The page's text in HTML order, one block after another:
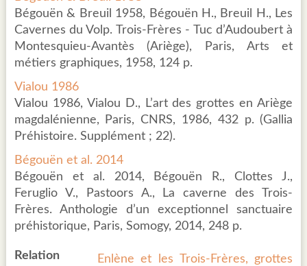
Bégouën & Breuil 1958, Bégouën H., Breuil H., Les
Cavernes du Volp. Trois-Frères - Tuc d’Audoubert à
Montesquieu-Avantès (Ariège), Paris, Arts et
métiers graphiques, 1958, 124 p.
Vialou 1986
Vialou 1986, Vialou D., L’art des grottes en Ariège
magdalénienne, Paris, CNRS, 1986, 432 p. (Gallia
Préhistoire. Supplément ; 22).
Bégouën et al. 2014
Bégouën et al. 2014, Bégouën R., Clottes J.,
Feruglio V., Pastoors A., La caverne des Trois-
Frères. Anthologie d’un exceptionnel sanctuaire
préhistorique, Paris, Somogy, 2014, 248 p.
Relation
Enlène et les Trois-Frères, grottes